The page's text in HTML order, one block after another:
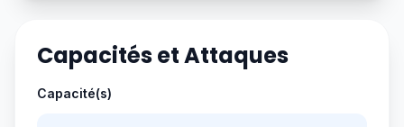
Capacités et Attaques
Capacité(s)